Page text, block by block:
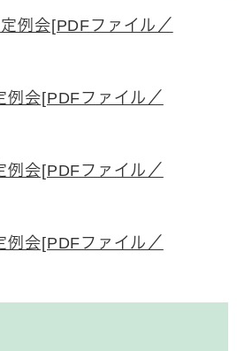
例会[PDFファイル／
例会[PDFファイル／
例会[PDFファイル／
例会[PDFファイル／